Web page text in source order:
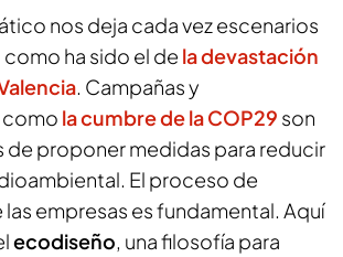
nos deja cada vez escenarios
ha sido el de la devastación
. Campañas y
la cumbre de la COP29 son
de proponer medidas para reducir
El proceso de
empresas es fundamental. Aquí
ecodiseño, una filosofía para